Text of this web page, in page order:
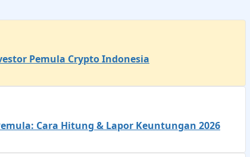
Pemula Crypto Indonesia
Cara Hitung & Lapor Keuntungan 2026